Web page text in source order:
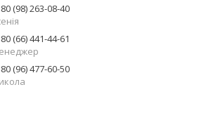
(98) 263-08-40
(66) 441-44-61
(96) 477-60-50